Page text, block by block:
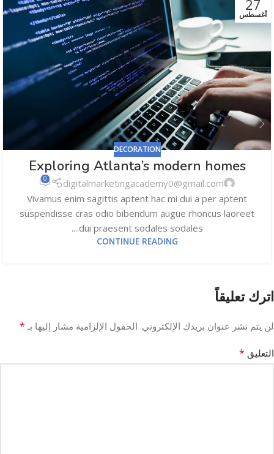
27
أغسطس
DECORATION
Exploring Atlanta’s modern homes
digitalmarketingacademy0@gmail.com
0
Vivamus enim sagittis aptent hac mi dui a per aptent
suspendisse cras odio bibendum augue rhoncus laoreet
dui praesent sodales sodales....
CONTINUE READING
اترك تعليقاً
لن يتم نشر عنوان بريدك الإلكتروني. الحقول الإلزامية مشار إليها بـ *
التعليق *